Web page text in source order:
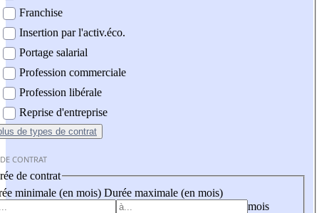
Franchise
Insertion par l'activ.éco.
Portage salarial
Profession commerciale
Profession libérale
Reprise d'entreprise
de types de contrat
CONTRAT
de contrat
minimale (en mois) Durée maximale (en mois)
mois